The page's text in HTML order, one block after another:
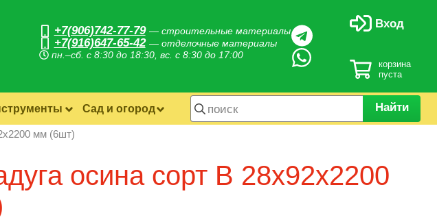
+7(906)742-77-79 — строительные материалы
+7(916)647-65-42 — отделочные материалы
пн.–сб. с 8:30 до 18:30, вс. с 8:30 до 17:00
Вход
корзина
пуста
Сад и огород Найти
мм (6шт)
осина сорт B 28х92х2200